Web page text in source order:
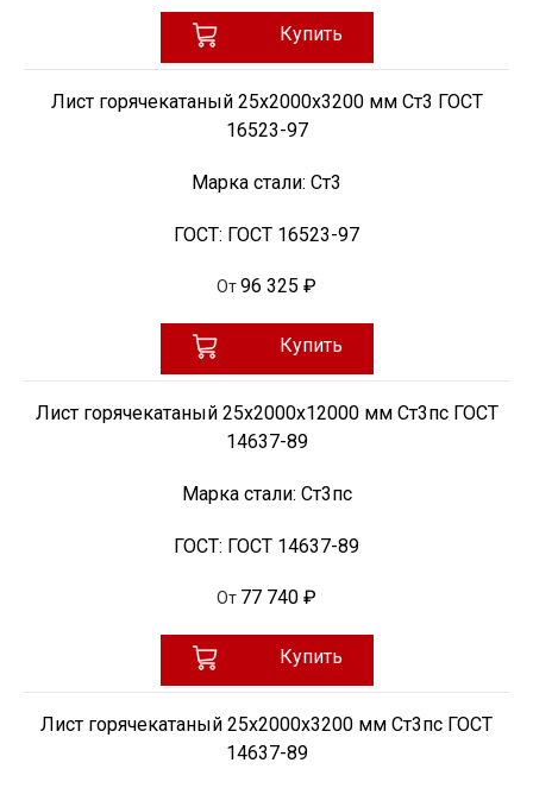
Купить
Лист горячекатаный 25х2000х3200 мм Ст3 ГОСТ
16523-97
Марка стали: Ст3
ГОСТ: ГОСТ 16523-97
От96 325 ₽
Купить
Лист горячекатаный 25х2000х12000 мм Ст3пс ГОСТ
14637-89
Марка стали: Ст3пс
ГОСТ: ГОСТ 14637-89
От 77 740 ₽
Купить
Лист горячекатаный 25х2000х3200 мм Ст3пс ГОСТ
14637-89